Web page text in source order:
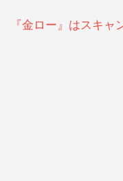
『金ロー』はスキャ